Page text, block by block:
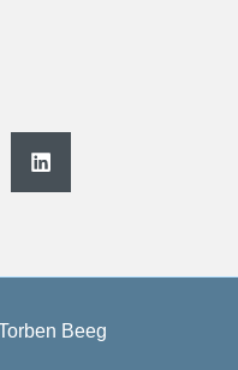
Beeg